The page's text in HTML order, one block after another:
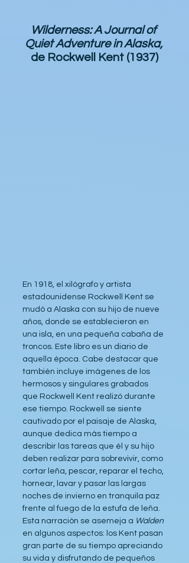
Wilderness: A Journal of
Quiet Adventure in Alaska,
de Rockwell Kent (1937)
En 1918, el xilógrafo y artista
estadounidense Rockwell Kent se
mudó a Alaska con su hijo de nueve
años, donde se establecieron en
una isla, en una pequeña cabaña de
troncos. Este libro es un diario de
aquella época. Cabe destacar que
también incluye imágenes de los
hermosos y singulares grabados
que Rockwell Kent realizó durante
ese tiempo. Rockwell se siente
cautivado por el paisaje de Alaska,
aunque dedica más tiempo a
describir las tareas que él y su hijo
deben realizar para sobrevivir, como
cortar leña, pescar, reparar el techo,
hornear, lavar y pasar las largas
noches de invierno en tranquila paz
frente al fuego de la estufa de leña.
Esta narración se asemeja a Walden
en algunos aspectos: los Kent pasan
gran parte de su tiempo apreciando
su vida y disfrutando de pequeños